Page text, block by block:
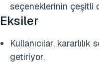
seçeneklerinin çeşitli
Eksiler
Kullanıcılar,
getiriyor.